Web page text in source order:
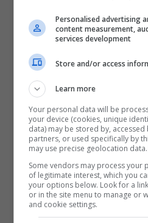
Personalised advertising
content measurement,
services development
Store and/or access
Learn more
Your personal data will be
your device (cookies, unique
data) may be stored by,
partners, or used specifically by
may use precise geolocation data.
Some vendors may process your
of legitimate interest, which you
your options below. Look for a
or in the site menu to manage or
and cookie settings.